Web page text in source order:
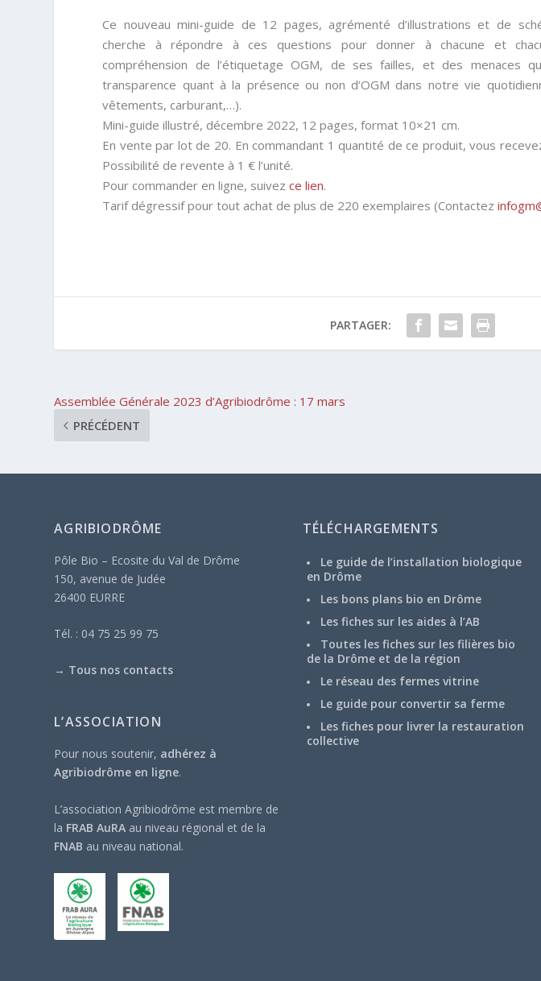
Ce nouveau mini-guide de 12 pages, agrémenté d’illustrations et de
cherche à répondre à ces questions pour donner à chacune et
compréhension de l’étiquetage OGM, de ses failles, et des menaces
transparence quant à la présence ou non d’OGM dans notre vie
vêtements, carburant,…).
Mini-guide illustré, décembre 2022, 12 pages, format 10×21 cm.
En vente par lot de 20. En commandant 1 quantité de ce produit, vous
Possibilité de revente à 1 € l’unité.
Pour commander en ligne, suivezce lien.
Tarif dégressif pour tout achat de plus de 220 exemplaires (Contactez
PARTAGER:
Assemblée Générale 2023 d’Agribiodrôme : 17 mars
PRÉCÉDENT
AGRIBIODRÔME
Pôle Bio – Ecosite du Val de Drôme
150, avenue de Judée
26400 EURRE
Tél. : 04 75 25 99 75
→ Tous nos contacts
L’ASSOCIATION
Pour nous soutenir, adhérez à
Agribiodrôme en ligne.
L’association Agribiodrôme est membre de
la FRAB AuRA au niveau régional et de la
FNAB au niveau national.
TÉLÉCHARGEMENTS
Le guide de l’installation biologique
en Drôme
Les bons plans bio en Drôme
Les fiches sur les aides à l’AB
Toutes les fiches sur les filières bio
de la Drôme et de la région
Le réseau des fermes vitrine
Le guide pour convertir sa ferme
Les fiches pour livrer la restauration
collective